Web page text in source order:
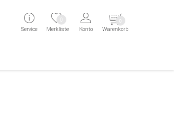
Service Merkliste
0
Konto Warenkorb
0